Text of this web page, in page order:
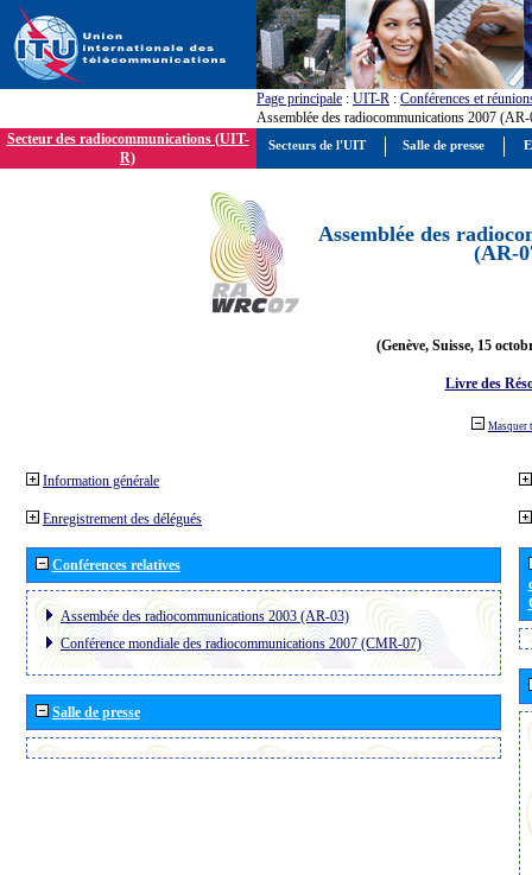
Page principale : UIT-R : Conférences et
Assemblée des radiocommunications 2007
Secteur des radiocommunications (UIT-
R)
Assemblée des
(AR-
(Genève, Suisse, 15
Livre des
Masquer
Information générale
Enregistrement des délégués
Conférences relatives
Assembée des radiocommunications 2003 (AR-03)
Conférence mondiale des radiocommunications 2007 (CMR-07)
Salle de presse
Secteurs de l'UIT Salle de presse